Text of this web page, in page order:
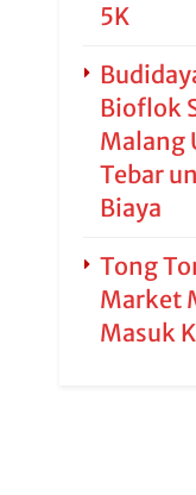
5K
Bioflok
Malang
Tebar
Biaya
Tong
Market
Masuk